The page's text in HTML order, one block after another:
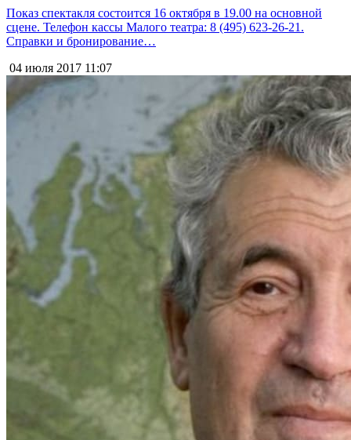
Показ спектакля состоится 16 октября в 19.00 на основной
сцене. Телефон кассы Малого театра: 8 (495) 623-26-21.
Справки и бронирование…
04 июля 2017 11:07